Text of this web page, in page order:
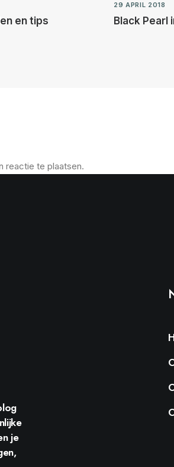
en tips
29 APRIL 2018
Black Pearl
reactie te plaatsen.
je